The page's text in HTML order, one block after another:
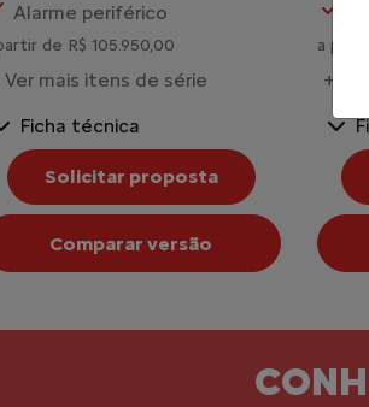
Alarme periférico
de R$ 105.950,00
Ver mais itens de série
Ficha técnica
Solicitar proposta
Comparar versão
a
+